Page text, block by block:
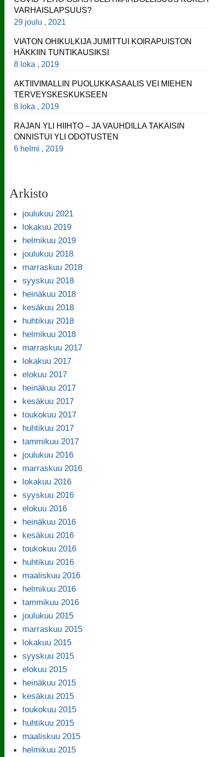
VARHAISLAPSUUS?
29 joulu , 2021
VIATON OHIKULKIJA JUMITTUI KOIRAPUISTON
HÄKKIIN TUNTIKAUSIKSI
8 loka , 2019
AKTIIVIMALLIN PUOLUKKASAALIS VEI MIEHEN
TERVEYSKESKUKSEEN
8 loka , 2019
RAJAN YLI HIIHTO – JA VAUHDILLA TAKAISIN
ONNISTUI YLI ODOTUSTEN
6 helmi , 2019
Arkisto
joulukuu 2021
lokakuu 2019
helmikuu 2019
joulukuu 2018
marraskuu 2018
syyskuu 2018
heinäkuu 2018
kesäkuu 2018
huhtikuu 2018
helmikuu 2018
marraskuu 2017
lokakuu 2017
elokuu 2017
heinäkuu 2017
kesäkuu 2017
toukokuu 2017
huhtikuu 2017
tammikuu 2017
joulukuu 2016
marraskuu 2016
lokakuu 2016
syyskuu 2016
elokuu 2016
heinäkuu 2016
kesäkuu 2016
toukokuu 2016
huhtikuu 2016
maaliskuu 2016
helmikuu 2016
tammikuu 2016
joulukuu 2015
marraskuu 2015
lokakuu 2015
syyskuu 2015
elokuu 2015
heinäkuu 2015
kesäkuu 2015
toukokuu 2015
huhtikuu 2015
maaliskuu 2015
helmikuu 2015